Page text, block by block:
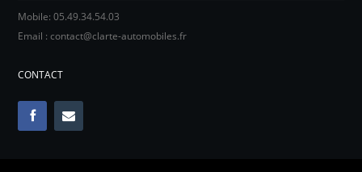
Mobile: 05.49.34.54.03
Email : contact@clarte-automobiles.fr
CONTACT